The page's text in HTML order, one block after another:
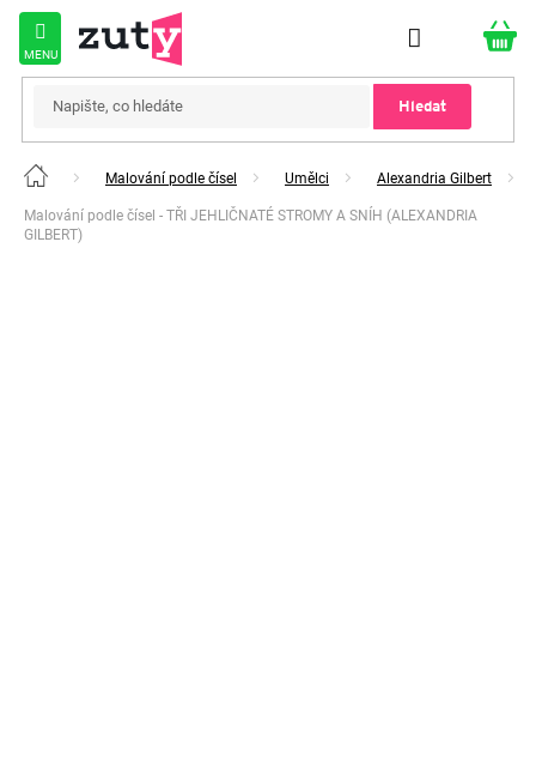
Přejít
obsah
Hledat
Domů Malování podle čísel Umělci Alexandria Gilbert
Malování podle čísel - TŘI JEHLIČNATÉ STROMY A SNÍH (ALEXANDRIA
GILBERT)